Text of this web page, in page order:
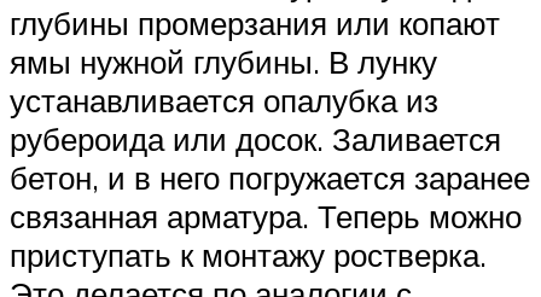
глубины промерзания или копают
ямы нужной глубины. В лунку
устанавливается опалубка из
рубероида или досок. Заливается
бетон, и в него погружается заранее
связанная арматура. Теперь можно
приступать к монтажу ростверка.